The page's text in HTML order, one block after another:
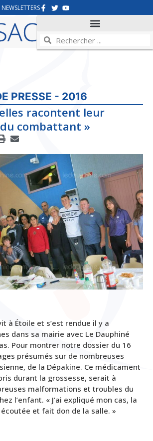
NEWSLETTERS
PRESSE - 2016
racontent leur
combattant »
à Étoile et s’est rendue il y a
dans sa mairie avec Le Dauphiné
Pour montrer notre dossier du 16
présumés sur de nombreuses
de la Dépakine. Ce médicament
durant la grossesse, serait à
malformations et troubles du
l’enfant. « J’ai expliqué mon cas, la
et fait don de la salle. »